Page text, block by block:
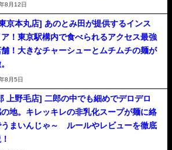
8月12日
京本丸店] あのとみ田が提供するインス
！東京駅構内で食べられるアクセス最強
！大きなチャーシューとムチムチの麺が
8月5日
上野毛店] 二郎の中でも細めでデロデロ
地。キレッキレの非乳化スープが麺に絡
うまいんじゃ～ ルールやレビューを徹底